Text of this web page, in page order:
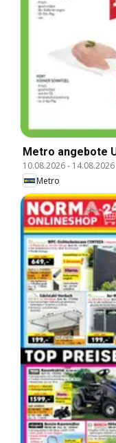
Metro angebote
10.08.2026- 14.08.2026
Metro